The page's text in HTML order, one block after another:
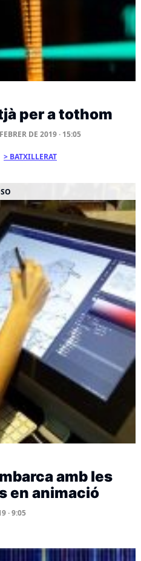
per a tothom
DE 2019 · 15:05
BATXILLERAT
amb les
en animació
· 9:05